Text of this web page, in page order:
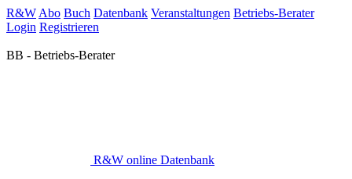
R&W Abo Buch Datenbank Veranstaltungen Betriebs-Berater
Login Registrieren
BB - Betriebs-Berater
R&W online Datenbank